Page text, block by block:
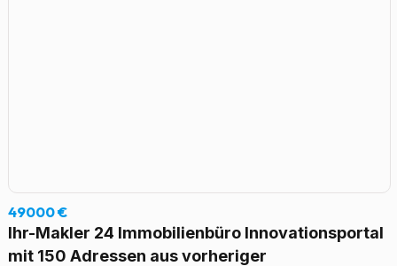
49000 €
Ihr-Makler 24 Immobilienbüro Innovationsportal
mit 150 Adressen aus vorheriger